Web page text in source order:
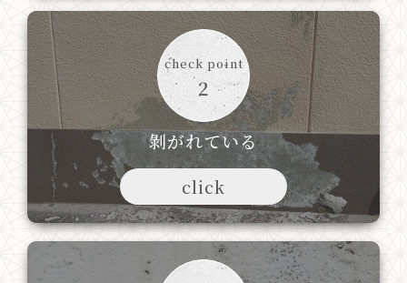
check point
2
剝がれている
click